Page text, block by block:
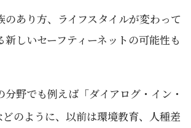
のあり方、ライフスタイルが変わって
新しいセーフティーネットの可能性も
分野でも例えば「ダイアログ・イン・
どのように、以前は環境教育、人種差